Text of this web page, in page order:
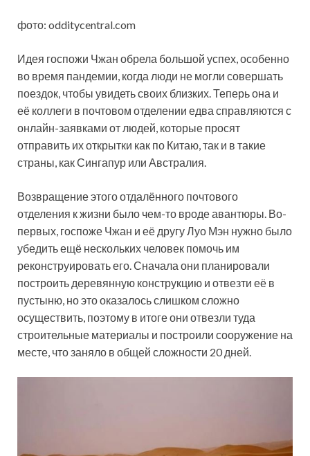
фото: odditycentral.com
Идея госпожи Чжан обрела большой успех, особенно
во время пандемии, когда люди не могли совершать
поездок, чтобы увидеть своих близких. Теперь она и
её коллеги в почтовом отделении едва справляются с
онлайн-заявками от людей, которые просят
отправить их открытки как по Китаю, так и в такие
страны, как Сингапур или Австралия.
Возвращение этого отдалённого почтового
отделения к жизни было чем-то вроде авантюры. Во-
первых, госпоже Чжан и её другу Луо Мэн нужно было
убедить ещё нескольких человек помочь им
реконструировать его. Сначала они планировали
построить деревянную конструкцию и отвезти её в
пустыню, но это оказалось слишком сложно
осуществить, поэтому в итоге они отвезли туда
строительные материалы и построили сооружение на
месте, что заняло в общей сложности 20 дней.